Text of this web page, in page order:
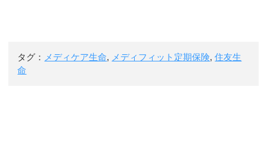
タグ： メディケア生命, メディフィット定期保険,住友生
命